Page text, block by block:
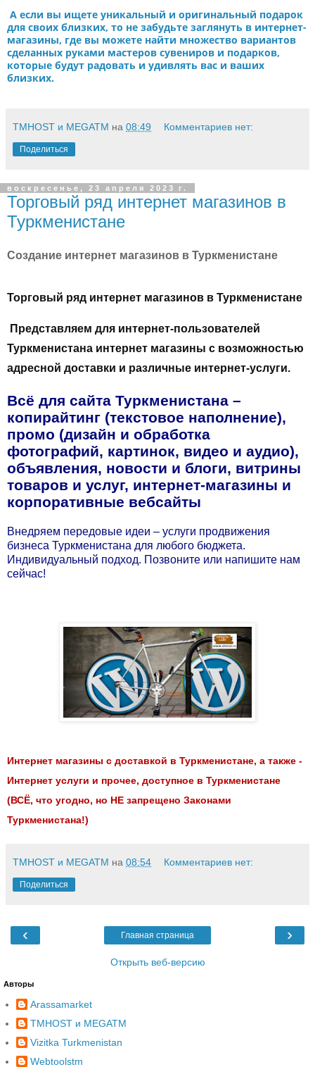
А если вы ищете уникальный и оригинальный подарок
для своих близких, то не забудьте заглянуть в интернет-
магазины, где вы можете найти множество вариантов
сделанных руками мастеров сувениров и подарков,
которые будут радовать и удивлять вас и ваших
близких.
TMHOST и MEGATM на 08:49 Комментариев нет:
Поделиться
воскресенье, 23 апреля 2023 г.
Торговый ряд интернет магазинов в
Туркменистане
Создание интернет магазинов в Туркменистане
Торговый ряд интернет магазинов в Туркменистане
Представляем для интернет-пользователей
Туркменистана интернет магазины с возможностью
адресной доставки и различные интернет-услуги.
Всё для сайта Туркменистана –
копирайтинг (текстовое наполнение),
промо (дизайн и обработка
фотографий, картинок, видео и аудио),
объявления, новости и блоги, витрины
товаров и услуг, интернет-магазины и
корпоративные вебсайты
Внедряем передовые идеи – услуги продвижения
бизнеса Туркменистана для любого бюджета.
Индивидуальный подход. Позвоните или напишите нам
сейчас!
Интернет магазины с доставкой в Туркменистане, а также -
Интернет услуги и прочее, доступное в Туркменистане
(ВСЁ, что угодно, но НЕ запрещено Законами
Туркменистана!)
TMHOST и MEGATM на 08:54 Комментариев нет:
Поделиться
‹ ›
Главная страница
Открыть веб-версию
Авторы
Arassamarket
TMHOST и MEGATM
Vizitka Turkmenistan
Webtoolstm